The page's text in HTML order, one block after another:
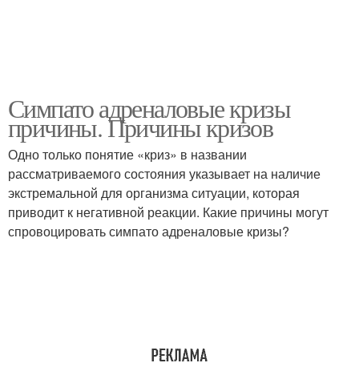
Симпато адреналовые кризы
причины. Причины кризов
Одно только понятие «криз» в названии
рассматриваемого состояния указывает на наличие
экстремальной для организма ситуации, которая
приводит к негативной реакции. Какие причины могут
спровоцировать симпато адреналовые кризы?